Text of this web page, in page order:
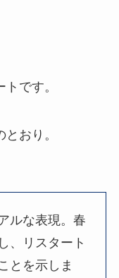
です。
おり。
ルな表現。春
、リスタート
とを示しま